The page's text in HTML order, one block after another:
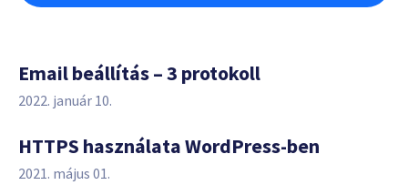
Email beállítás – 3 protokoll
2022. január 10.
HTTPS használata WordPress-ben
2021. május 01.